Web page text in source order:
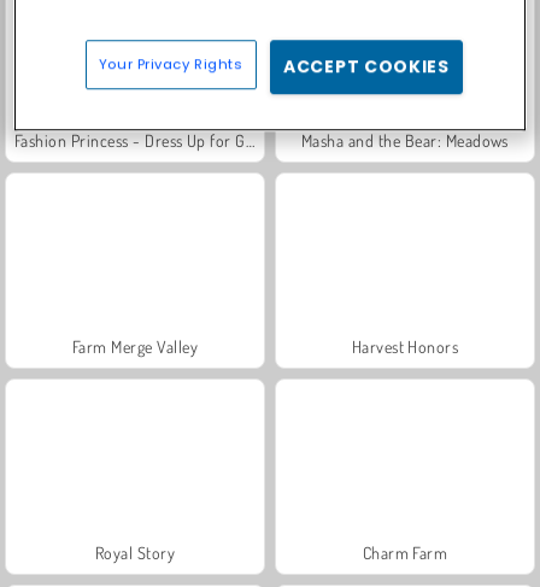
Masha and the Bear: Meadows
Farm Merge Valley Harvest Honors
Royal Story Charm Farm
Your Privacy Rights ACCEPT COOKIES